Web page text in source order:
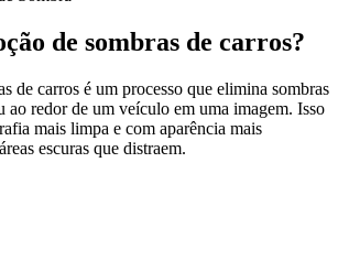
de sombras de carros?
de carros é um processo que elimina sombras
ao redor de um veículo em uma imagem. Isso
mais limpa e com aparência mais
escuras que distraem.